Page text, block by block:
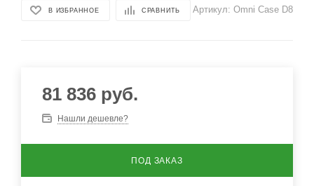
В ИЗБРАННОЕ СРАВНИТЬ Артикул: Omni Case D8
81 836 руб.
Нашли дешевле?
ПОД ЗАКАЗ